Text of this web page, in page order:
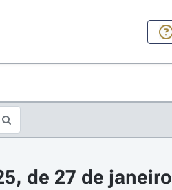
de 27 de janeiro